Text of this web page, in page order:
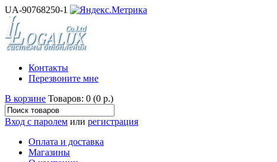
UA-90768250-1
Контакты
Перезвоните мне
В корзине Товаров: 0 (0 р.)
Вход с паролем или регистрация
Оплата и доставка
Магазины